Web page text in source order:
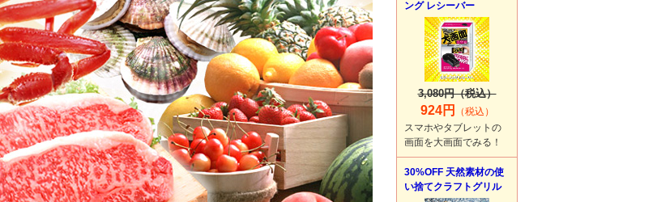
ング レシーバー
3,080円（税込）
924円
（税込）
スマホやタブレットの
画面を大画面でみる！
30%OFF 天然素材の使
い捨てクラフトグリル